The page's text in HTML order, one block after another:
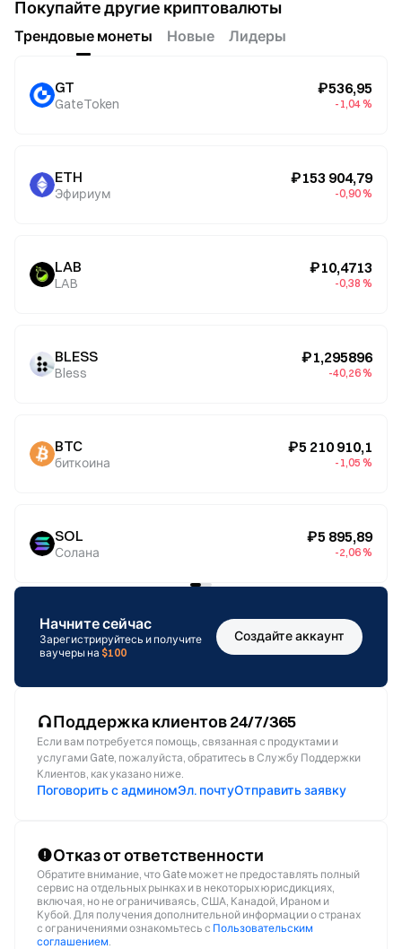
Покупайте другие криптовалюты
Трендовые монеты Новые Лидеры
GT
GateToken
₽536,95
-1,04 %
ETH
Эфириум
₽153 904,79
-0,90 %
LAB
LAB
₽10,4713
-0,38 %
BLESS
Bless
₽1,295896
-40,26 %
BTC
биткоина
₽5 210 910,1
-1,05 %
SOL
Солана
₽5 895,89
-2,06 %
Начните сейчас
Зарегистрируйтесь и получите
ваучеры на $100
Создайте аккаунт
Поддержка клиентов 24/7/365
Если вам потребуется помощь, связанная с продуктами и
услугами Gate, пожалуйста, обратитесь в Службу Поддержки
Клиентов, как указано ниже.
Поговорить с админомЭл. почтуОтправить заявку
Отказ от ответственности
Обратите внимание, что Gate может не предоставлять полный
сервис на отдельных рынках и в некоторых юрисдикциях,
включая, но не ограничиваясь, США, Канадой, Ираном и
Кубой. Для получения дополнительной информации о странах
с ограничениями ознакомьтесь с Пользовательским
соглашением